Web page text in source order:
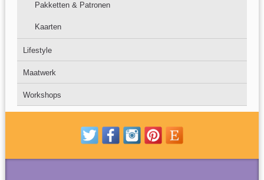
Pakketten & Patronen
Kaarten
Lifestyle
Maatwerk
Workshops